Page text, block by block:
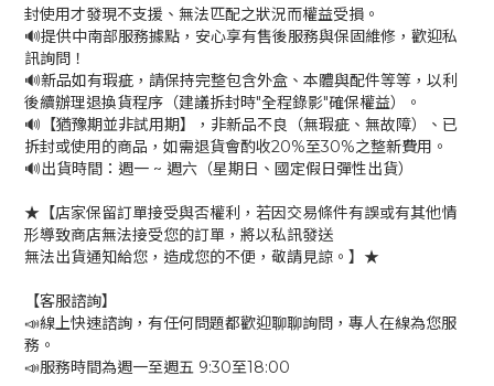
封使用才發現不支援、無法匹配之狀況而權益受損。
🔊提供中南部服務據點，安心享有售後服務與保固維修，歡迎私
訊詢問！
🔊新品如有瑕疵，請保持完整包含外盒、本體與配件等等，以利
後續辦理退換貨程序（建議拆封時"全程錄影"確保權益）。
🔊【猶豫期並非試用期】，非新品不良（無瑕疵、無故障）、已
拆封或使用的商品，如需退貨會酌收20%至30%之整新費用。
🔊出貨時間：週一 ~ 週六（星期日、國定假日彈性出貨）
★【店家保留訂單接受與否權利，若因交易條件有誤或有其他情
形導致商店無法接受您的訂單，將以私訊發送
無法出貨通知給您，造成您的不便，敬請見諒。】★
【客服諮詢】
📣線上快速諮詢，有任何問題都歡迎聊聊詢問，專人在線為您服
務。
📣服務時間為週一至週五 9:30至18:00